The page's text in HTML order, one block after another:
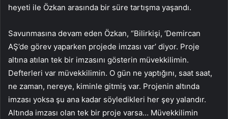
heyeti ile Özkan arasında bir süre tartışma yaşandı.
Savunmasına devam eden Özkan, “Bilirkişi, ‘Demircan
AŞ’de görev yaparken projede imzası var’ diyor. Proje
altına atılan tek bir imzasını gösterin müvekkilimin.
Defterleri var müvekkilimin. O gün ne yaptığını, saat saat,
ne zaman, nereye, kiminle gitmiş var. Projenin altında
imzası yoksa şu ana kadar söyledikleri her şey yalandır.
Altında imzası olan tek bir proje varsa… Müvekkilimin